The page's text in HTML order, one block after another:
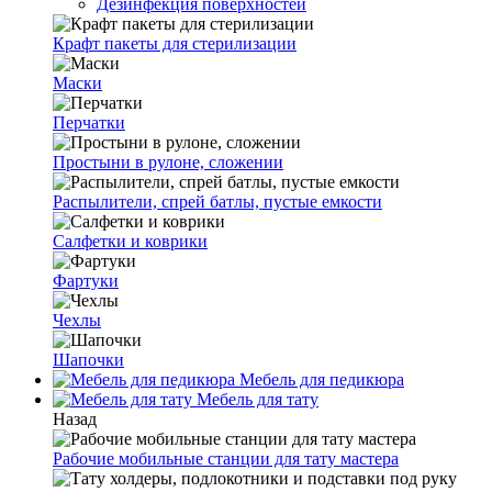
Дезинфекция поверхностей
Крафт пакеты для стерилизации
Маски
Перчатки
Простыни в рулоне, сложении
Распылители, спрей батлы, пустые емкости
Салфетки и коврики
Фартуки
Чехлы
Шапочки
Мебель для педикюра
Мебель для тату
Назад
Рабочие мобильные станции для тату мастера